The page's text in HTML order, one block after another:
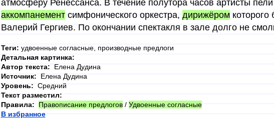
атмосферу Ренессанса. В течение полутора часов артисты
аккомпанементсимфонического оркестра,дирижёромкоторого
Валерий Гергиев. По окончании спектакля в зале долго не
Теги: удвоенные согласные, производные предлоги
Детальная картинка:
Автор текста:Елена Дудина
Источник:Елена Дудина
Уровень:Средний
Текст разместил:
Правила: Правописание предлогов/Удвоенные согласные
В избранное